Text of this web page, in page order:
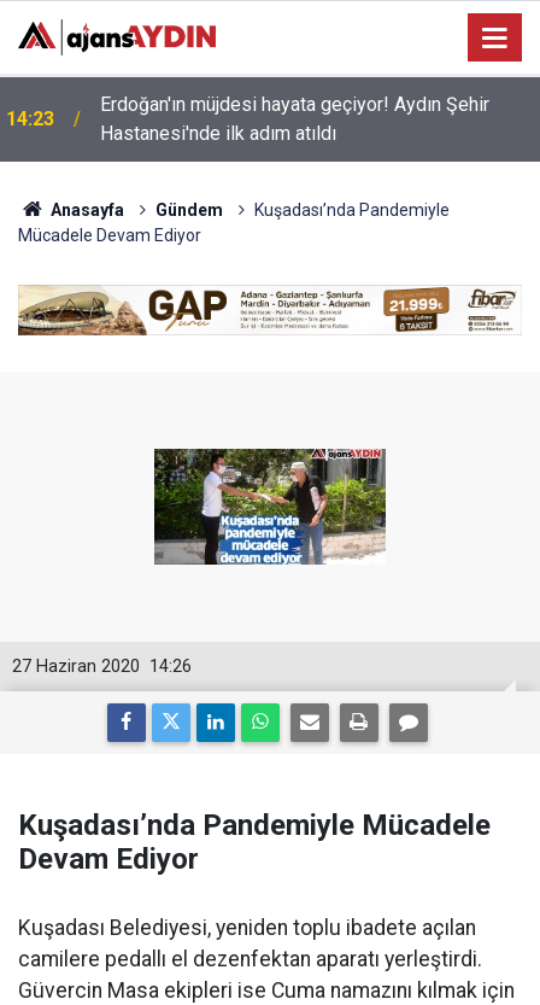
14:23
Erdoğan'ın müjdesi hayata geçiyor! Aydın Şehir
Hastanesi'nde ilk adım atıldı
Anasayfa Gündem
Kuşadası’nda Pandemiyle
Mücadele Devam Ediyor
14:26
27 Haziran 2020
Kuşadası’nda Pandemiyle Mücadele
Devam Ediyor
Kuşadası Belediyesi, yeniden toplu ibadete açılan
camilere pedallı el dezenfektan aparatı yerleştirdi.
Güvercin Masa ekipleri ise Cuma namazını kılmak için